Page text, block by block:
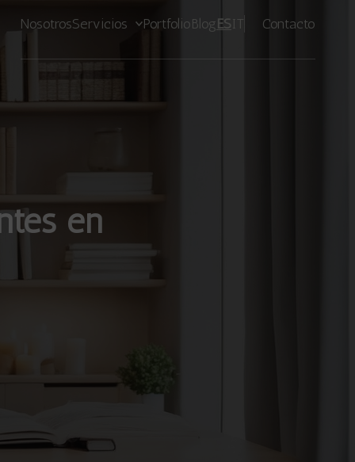
NosotrosServicios PortfolioBlogESIT Contacto
en